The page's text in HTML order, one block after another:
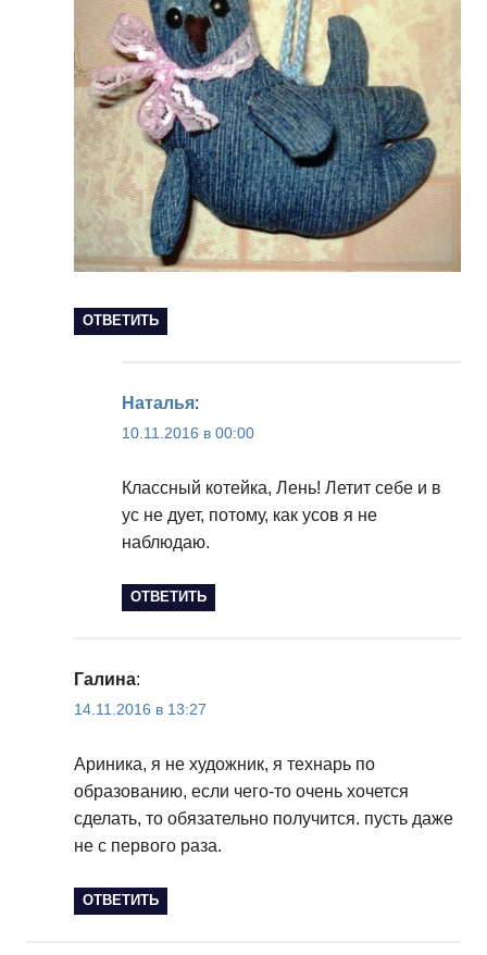
ОТВЕТИТЬ
Наталья:
10.11.2016 в 00:00
Классный котейка, Лень! Летит себе и в
ус не дует, потому, как усов я не
наблюдаю.
ОТВЕТИТЬ
Галина:
14.11.2016 в 13:27
Ариника, я не художник, я технарь по
образованию, если чего-то очень хочется
сделать, то обязательно получится. пусть даже
не с первого раза.
ОТВЕТИТЬ